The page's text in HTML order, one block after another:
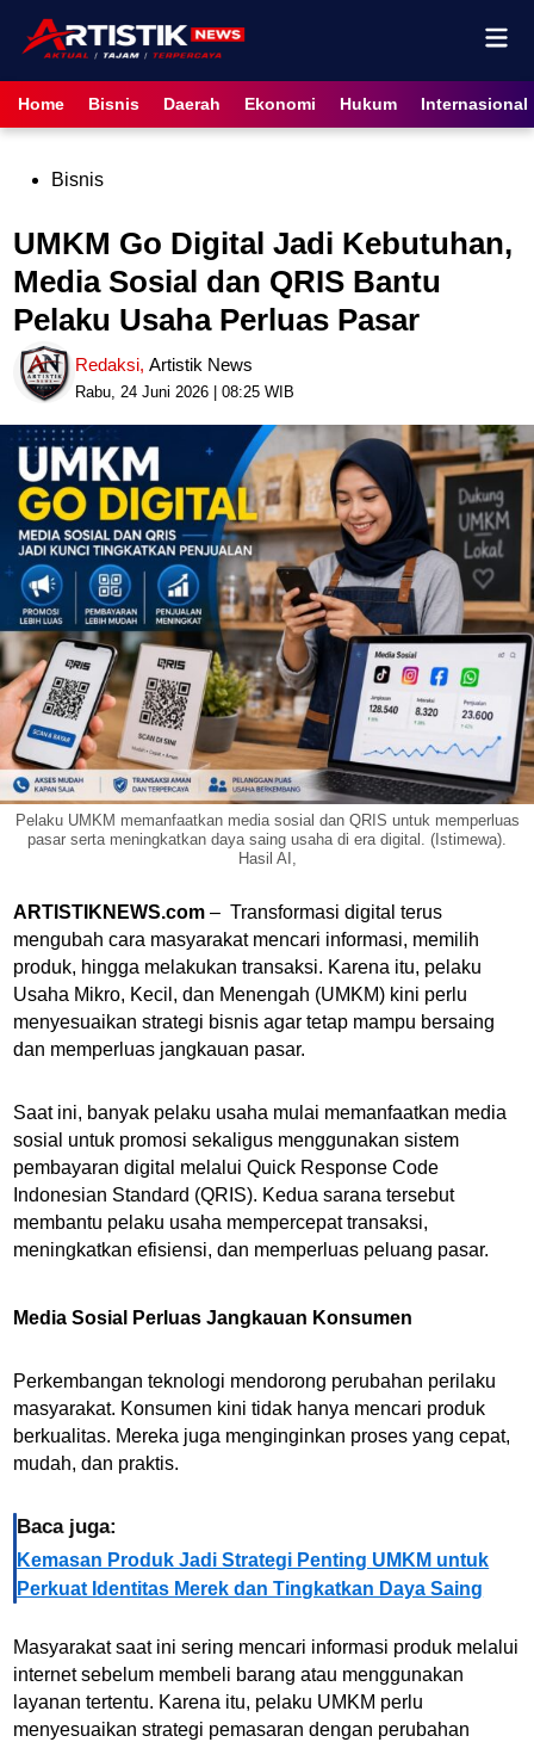
content
Home Bisnis Daerah Ekonomi Hukum Internasional
PostedBisnis
UMKM Go Digital Jadi Kebutuhan,
Media Sosial dan QRIS Bantu
Pelaku Usaha Perluas Pasar
Redaksi,Artistik News
Rabu, 24 Juni 2026 | 08:25 WIB
Pelaku UMKM memanfaatkan media sosial dan QRIS untuk memperluas
pasar serta meningkatkan daya saing usaha di era digital. (Istimewa).
Hasil AI,
ARTISTIKNEWS.com – Transformasi digital terus
mengubah cara masyarakat mencari informasi, memilih
produk, hingga melakukan transaksi. Karena itu, pelaku
Usaha Mikro, Kecil, dan Menengah (UMKM) kini perlu
menyesuaikan strategi bisnis agar tetap mampu bersaing
dan memperluas jangkauan pasar.
Saat ini, banyak pelaku usaha mulai memanfaatkan media
sosial untuk promosi sekaligus menggunakan sistem
pembayaran digital melalui Quick Response Code
Indonesian Standard (QRIS). Kedua sarana tersebut
membantu pelaku usaha mempercepat transaksi,
meningkatkan efisiensi, dan memperluas peluang pasar.
Media Sosial Perluas Jangkauan Konsumen
Perkembangan teknologi mendorong perubahan perilaku
masyarakat. Konsumen kini tidak hanya mencari produk
berkualitas. Mereka juga menginginkan proses yang cepat,
mudah, dan praktis.
Baca juga:
Kemasan Produk Jadi Strategi Penting UMKM untuk
Perkuat Identitas Merek dan Tingkatkan Daya Saing
Masyarakat saat ini sering mencari informasi produk melalui
internet sebelum membeli barang atau menggunakan
layanan tertentu. Karena itu, pelaku UMKM perlu
menyesuaikan strategi pemasaran dengan perubahan